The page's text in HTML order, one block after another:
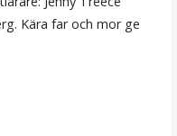
Kära far och mor ge